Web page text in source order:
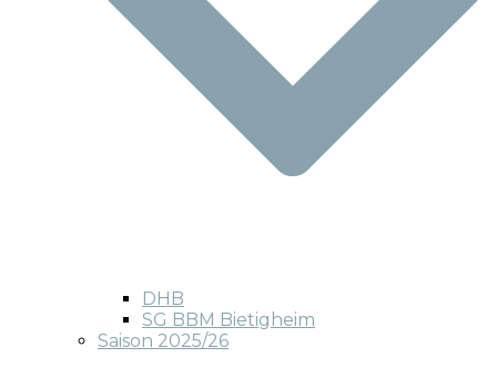
DHB
SG BBM Bietigheim
Saison 2025/26